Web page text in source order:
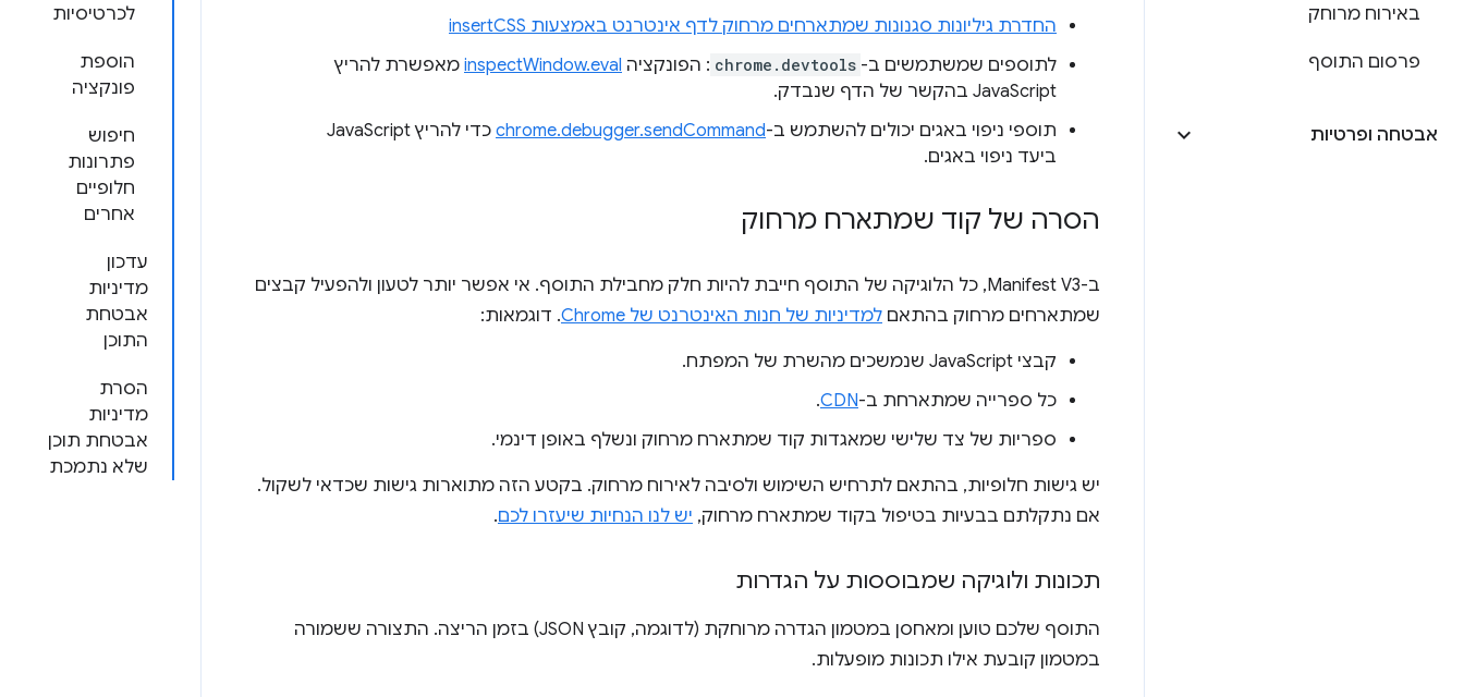
באירוח מרוחק
פרסום התוסף
אבטחה ופרטיות
לכרטיסיות
הוספת
פונקציה
חיפוש
פתרונות
חלופיים
אחרים
עדכון
מדיניות
אבטחת
התוכן
הסרת
מדיניות
אבטחת תוכן
שלא נתמכת
החדרת גיליונות סגנונות שמתארחים מרחוק לדף אינטרנט באמצעות insertCSS
לתוספים שמשתמשים ב- chrome.devtools : הפונקציה inspectWindow.eval מאפשרת להריץ
JavaScript בהקשר של הדף שנבדק.
תוספי ניפוי באגים יכולים להשתמש ב-chrome.debugger.sendCommand
כדי להריץ JavaScript
ביעד ניפוי באגים.
הסרה של קוד שמתארח מרחוק
ב-Manifest V3, כל הלוגיקה של התוסף חייבת להיות חלק מחבילת התוסף. אי אפשר יותר לטעון ולהפעיל קבצים
שמתארחים מרחוק בהתאם למדיניות של חנות האינטרנט של Chrome . דוגמאות:
קבצי JavaScript שנמשכים מהשרת של המפתח.
כל ספרייה שמתארחת ב-CDN
.
ספריות של צד שלישי שמאגדות קוד שמתארח מרחוק ונשלף באופן דינמי.
יש גישות חלופיות, בהתאם לתרחיש השימוש ולסיבה לאירוח מרחוק. בקטע הזה מתוארות גישות שכדאי לשקול.
אם נתקלתם בבעיות בטיפול בקוד שמתארח מרחוק, יש לנו הנחיות שיעזרו לכם.
תכונות ולוגיקה שמבוססות על הגדרות
התוסף שלכם טוען ומאחסן במטמון הגדרה מרוחקת (לדוגמה, קובץ JSON) בזמן הריצה. התצורה ששמורה
במטמון קובעת אילו תכונות מופעלות.